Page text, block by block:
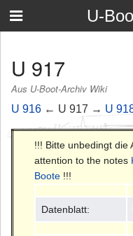
U-
U 917
Aus U-Boot-Archiv Wiki
U 916 ← U 917 → U
!!! Bitte unbedingt die
attention to the notes
Boote !!!
Datenblatt: